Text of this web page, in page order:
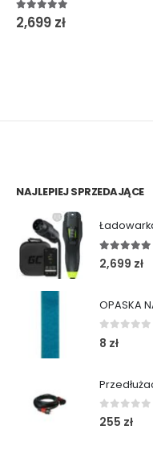
5.00out of 5
2,699 zł
NAJLEPIEJ SPRZEDAJĄCE
5.00 out
2,699 zł
OPASKA
0 out of
8 zł
0out of
255 zł